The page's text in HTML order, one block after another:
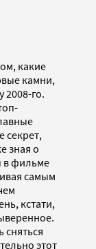
какие
камни,
2008-го.
секрет,
зная о
в фильме
самым
кстати,
сняться
этот